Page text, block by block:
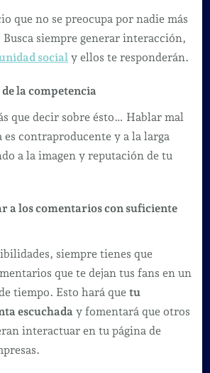
que no se preocupa por nadie más
siempre generar interacción,
social y ellos te responderán.
la competencia
que decir sobre ésto… Hablar mal
es contraproducente y a la larga
a la imagen y reputación de tu
a los comentarios con suficiente
siempre tienes que
que te dejan tus fans en un
tiempo. Esto hará que tu
escuchada y fomentará que otros
interactuar en tu página de